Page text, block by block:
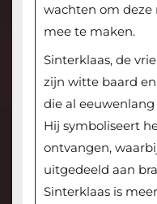
wachten om deze
mee te maken.
Sinterklaas, de
zijn witte baard
die al
Hij symboliseert
ontvangen,
uitgedeeld aan
Sinterklaas is